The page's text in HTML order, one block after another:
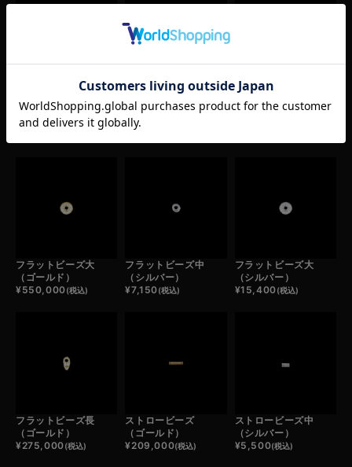
（ゴールド）
¥209,000(税込)
RECOMMEND ITEM
フラットビーズ大
（ゴールド）
¥550,000(税込)
フラットビーズ中
（シルバー）
¥7,150(税込)
フラットビーズ大
（シルバー）
¥15,400(税込)
フラットビーズ長
（ゴールド）
¥275,000(税込)
ストロービーズ
（ゴールド）
¥209,000(税込)
ストロービーズ中
（シルバー）
¥5,500(税込)